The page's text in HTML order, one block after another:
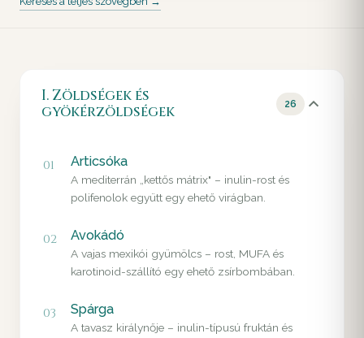
I. Zöldségek és
gyökérzöldségek
26
01 Articsóka
A mediterrán „kettős mátrix" – inulin-rost és
polifenolok együtt egy ehető virágban.
02 Avokádó
A vajas mexikói gyümölcs – rost, MUFA és
karotinoid-szállító egy ehető zsírbombában.
03 Spárga
A tavasz királynője – inulin-típusú fruktán és